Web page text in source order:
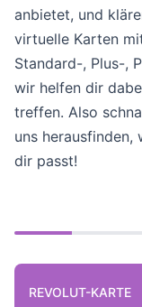
anbietet, und
virtuelle Karten
Standard-, Plus-,
wir helfen dir
treffen. Also
uns herausfinden,
dir passt!
REVOLUT-KARTE